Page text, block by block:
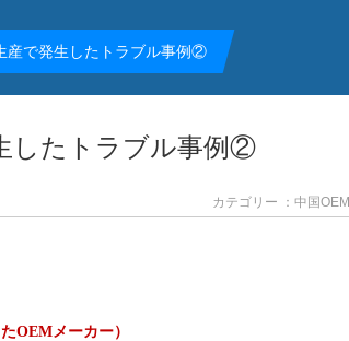
したトラブル事例②
カテゴリー ：中国OEM
OEMメーカー）
産で発生したトラブル事例②